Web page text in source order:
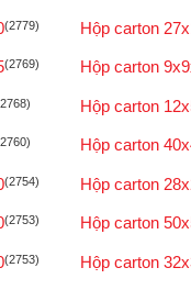
(2779) Hộp carton
(2769) Hộp carton
Hộp carton
Hộp carton
(2754) Hộp carton
(2753) Hộp carton
(2753) Hộp carton